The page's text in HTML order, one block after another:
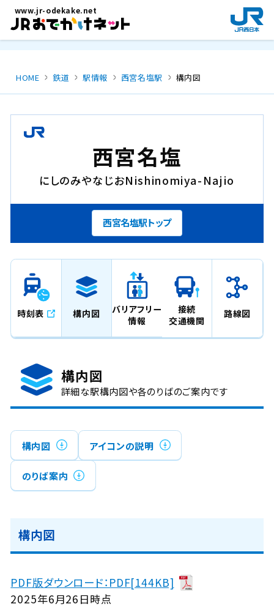
メインコンテンツにスキップ
www.jr-odekake.net
新
規
ウ
で
す
HOME 鉄道 駅情報 西宮名塩駅 構内図
西宮名塩
にしのみやなじおNishinomiya-Najio
西宮名塩駅トップ
時刻表 構内図
バリアフリー
情報
接続
交通機関
路線図
構内図
詳細な駅構内図や各のりばのご案内です
構内図 アイコンの説明
のりば案内
構内図
PDF版ダウンロード：PDF[144KB]
2025年6月26日時点